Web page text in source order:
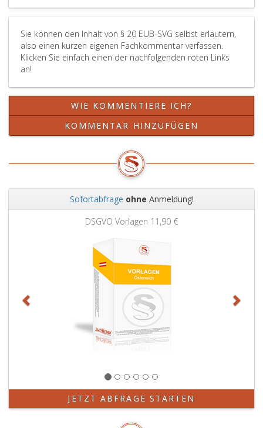
Sie können den Inhalt von § 20 EUB-SVG selbst erläutern,
also einen kurzen eigenen Fachkommentar verfassen.
Klicken Sie einfach einen der nachfolgenden roten Links
an!
WIE KOMMENTIERE ICH?
KOMMENTAR HINZUFÜGEN
Sofortabfrage ohne Anmeldung!
DSGVO Vorlagen 11,90 €
JETZT ABFRAGE STARTEN